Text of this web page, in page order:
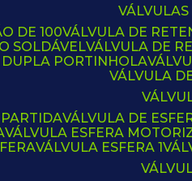
DE 100 VÁLVULA DE
SOLDÁVEL VÁLVULA DE
DUPLA PORTINHOLA
VÁLVULA
VÁLVULA DE
VÁLVULA ESFERA
VÁLVULA ESFERA 1